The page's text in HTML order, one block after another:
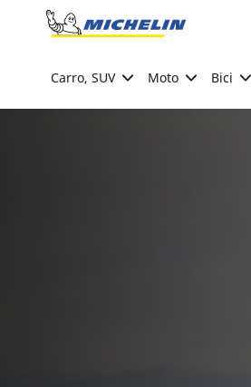
Go to page content
Carro, SUV Moto Bici